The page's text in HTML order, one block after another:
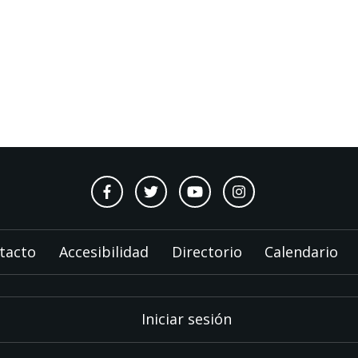
Accesibilidad Directorio Calendario
Iniciar sesión